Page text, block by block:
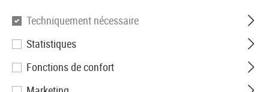
6.01 Black Python II Barrel
229mm
Techniquement nécessaire
Statistiques
Fonctions de confort